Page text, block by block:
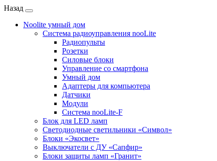
Назад
Noolite умный дом
Система радиоуправления nooLite
Радиопульты
Розетки
Силовые блоки
Управление со смартфона
Умный дом
Адаптеры для компьютера
Датчики
Модули
Система nooLite-F
Блок для LED ламп
Светодиодные светильники «Символ»
Блоки «Экосвет»
Выключатели с ДУ «Сапфир»
Блоки защиты ламп «Гранит»